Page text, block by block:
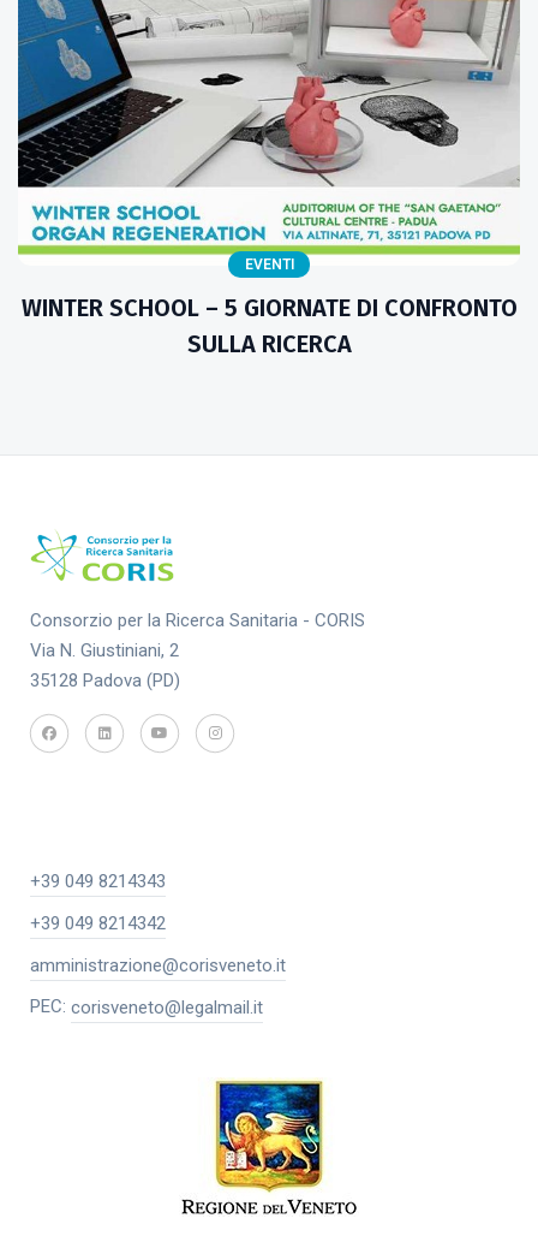
EVENTI
WINTER SCHOOL – 5 GIORNATE DI CONFRONTO
SULLA RICERCA
Consorzio per la Ricerca Sanitaria - CORIS
Via N. Giustiniani, 2
35128 Padova (PD)
+39 049 8214343
+39 049 8214342
amministrazione@corisveneto.it
PEC: corisveneto@legalmail.it